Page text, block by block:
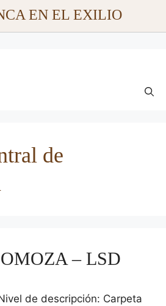
EN EL EXILIO
de
– LSD
de descripción: Carpeta